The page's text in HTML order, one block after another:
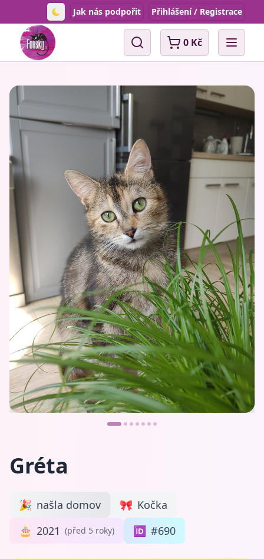
Toggle theme
Jak nás podpořit Přihlášení / Registrace
Vyhledávání0 Kč Open
Gréta
🎉 našla domov 🎀 Kočka
🎂 2021 (před 5 roky) 🆔 #690